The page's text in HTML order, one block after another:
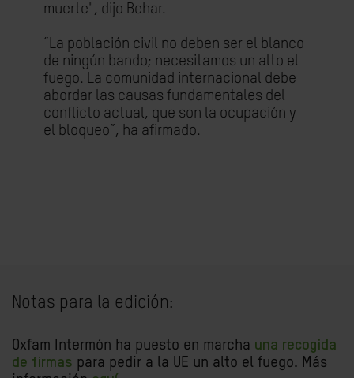
muerte", dijo Behar.
“La población civil no deben ser el blanco
de ningún bando; necesitamos un alto el
fuego. La comunidad internacional debe
abordar las causas fundamentales del
conflicto actual, que son la ocupación y
el bloqueo”, ha afirmado.
Notas para la edición:
Oxfam Intermón ha puesto en marcha una recogida
de firmas para pedir a la UE un alto el fuego. Más